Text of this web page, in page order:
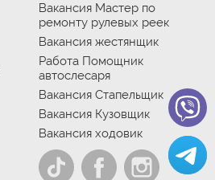
Вакансия Мастер по
ремонту рулевых реек
Вакансия жестянщик
Работа Помощник
автослесаря
Вакансия Стапельщик
Вакансия Кузовщик
Вакансия ходовик